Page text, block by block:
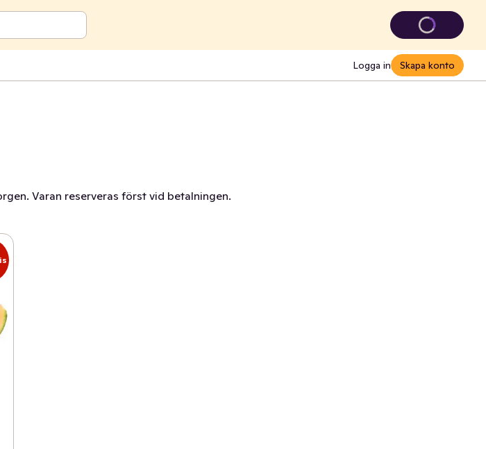
Logga in Skapa konto
Varan reserveras först vid betalningen.